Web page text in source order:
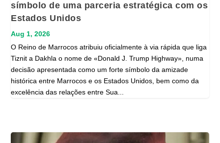
símbolo de uma parceria estratégica com os
Estados Unidos
Aug 1, 2026
O Reino de Marrocos atribuiu oficialmente à via rápida que liga
Tiznit a Dakhla o nome de «Donald J. Trump Highway», numa
decisão apresentada como um forte símbolo da amizade
histórica entre Marrocos e os Estados Unidos, bem como da
excelência das relações entre Sua...